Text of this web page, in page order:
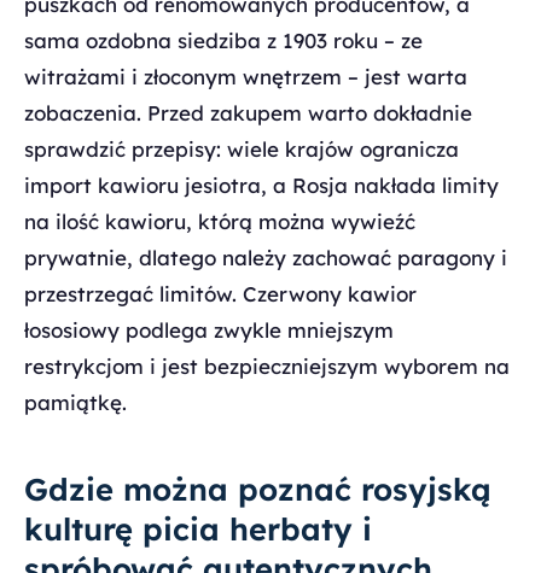
sama ozdobna siedziba z 1903 roku – ze
witrażami i złoconym wnętrzem – jest warta
zobaczenia. Przed zakupem warto dokładnie
sprawdzić przepisy: wiele krajów ogranicza
import kawioru jesiotra, a Rosja nakłada limity
na ilość kawioru, którą można wywieźć
prywatnie, dlatego należy zachować paragony i
przestrzegać limitów. Czerwony kawior
łososiowy podlega zwykle mniejszym
restrykcjom i jest bezpieczniejszym wyborem na
pamiątkę.
Gdzie można poznać rosyjską
kulturę picia herbaty i